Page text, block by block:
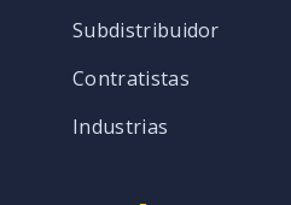
Subdistribuidor
Contratistas
Industrias